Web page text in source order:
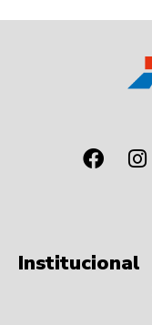
Institucional